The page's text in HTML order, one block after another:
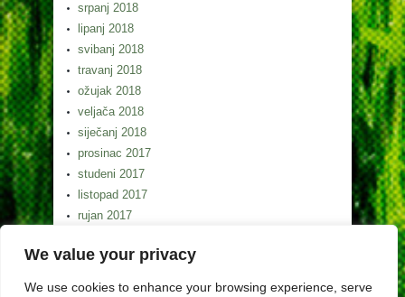
We value your privacy
We use cookies to enhance your browsing experience, serve
srpanj 2018
lipanj 2018
svibanj 2018
travanj 2018
ožujak 2018
veljača 2018
siječanj 2018
prosinac 2017
studeni 2017
listopad 2017
rujan 2017
srpanj 2017